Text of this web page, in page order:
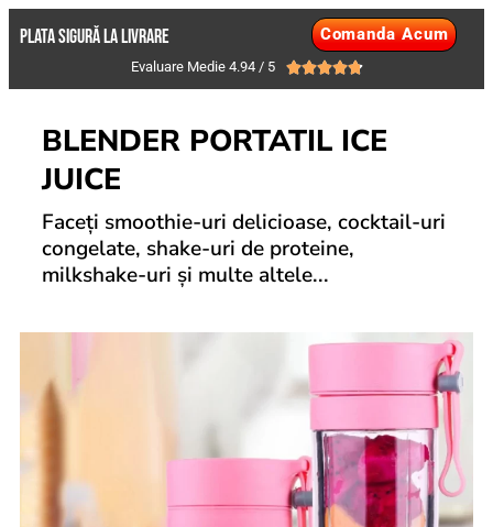
PLATA SIGURĂ LA LIVRARE Comanda Acum
Evaluare Medie 4.94 / 5 
BLENDER PORTATIL ICE
JUICE
Faceți smoothie-uri delicioase, cocktail-uri
congelate, shake-uri de proteine,
milkshake-uri și multe altele...